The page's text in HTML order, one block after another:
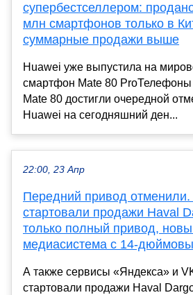
супербестселлером:
млн смартфонов только в
суммарные продажи выше
Huawei уже выпустила на
смартфон Mate 80 ProТелефоны
Mate 80 достигли очередной
Huawei на сегодняшний ден...
22:00, 23 Апр
Передний привод отменили.
стартовали продажи Haval
только полный привод,
медиасистема с 14-
А также сервисы «Яндекса» и
стартовали продажи Haval